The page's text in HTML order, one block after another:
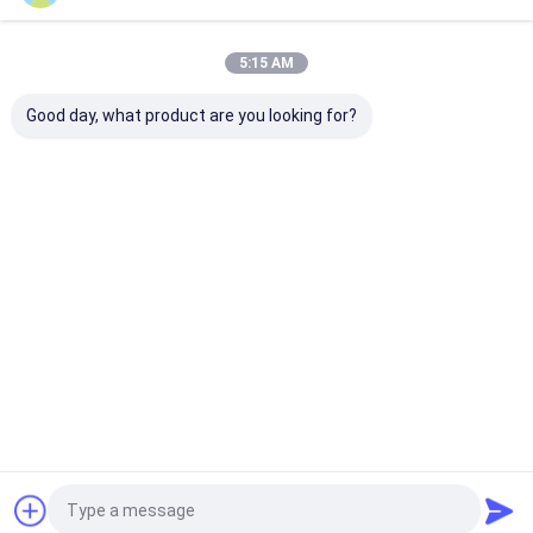
5:15 AM
Good day, what product are you looking for?